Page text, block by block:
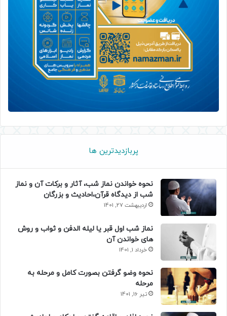
پربازدیدترین ها
نحوه خواندن نماز شب، آثار و برکات آن و نماز
شب از دیدگاه قرآن،احادیث و بزرگان
اردیبهشت 27, 1401
نماز شب اول قبر یا لیله الدفن و ثواب و روش
های خواندن آن
خرداد 1, 1401
نحوه وضو گرفتن بصورت کامل و مرحله به
مرحله
تیر 16, 1401